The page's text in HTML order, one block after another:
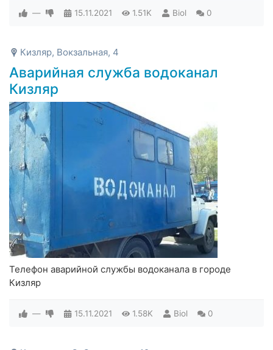
— 15.11.2021 1.51K Biol 0
Кизляр, Вокзальная, 4
Аварийная служба водоканал
Кизляр
Телефон аварийной службы водоканала в городе
Кизляр
— 15.11.2021 1.58K Biol 0